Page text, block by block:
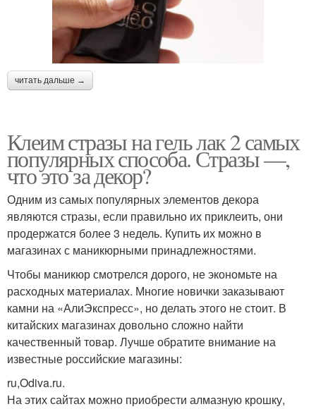
читать дальше →
Клеим стразы на гель лак 2 самых
популярных способа. Стразы —,
что это за декор?
Одним из самых популярных элементов декора
являются стразы, если правильно их приклеить, они
продержатся более 3 недель. Купить их можно в
магазинах с маникюрными принадлежностями.
Чтобы маникюр смотрелся дорого, не экономьте на
расходных материалах. Многие новички заказывают
камни на «АлиЭкспресс», но делать этого не стоит. В
китайских магазинах довольно сложно найти
качественный товар. Лучше обратите внимание на
известные российские магазины:
ru,Odiva.ru.
На этих сайтах можно приобрести алмазную крошку,